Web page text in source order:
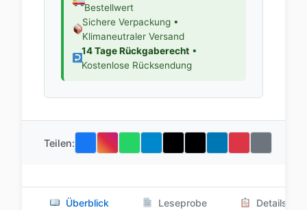
Bestellwert
Sichere Verpackung •
Klimaneutraler Versand
14 Tage Rückgaberecht•
Kostenlose Rücksendung
Teilen:
Überblick Leseprobe Details